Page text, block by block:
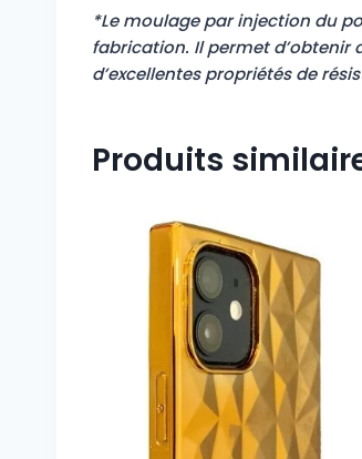
*Le moulage par injection du
fabrication. Il permet d’obtenir
d’excellentes propriétés de
Produits